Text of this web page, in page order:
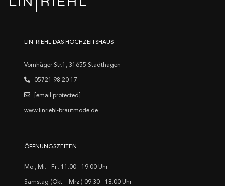
LIN-RIEHL DAS HOCHZEITSHAUS
Vornhäger Str.1, 31655 Stadthagen
05721 98 20 17
[email protected]
www.linriehl-brautmode.de
ÖFFNUNGSZEITEN
Mo., Mi. - Fr.: 11.00 - 19.00 Uhr
Samstag (Okt. - Mrz.) 09.30 - 18.00 Uhr